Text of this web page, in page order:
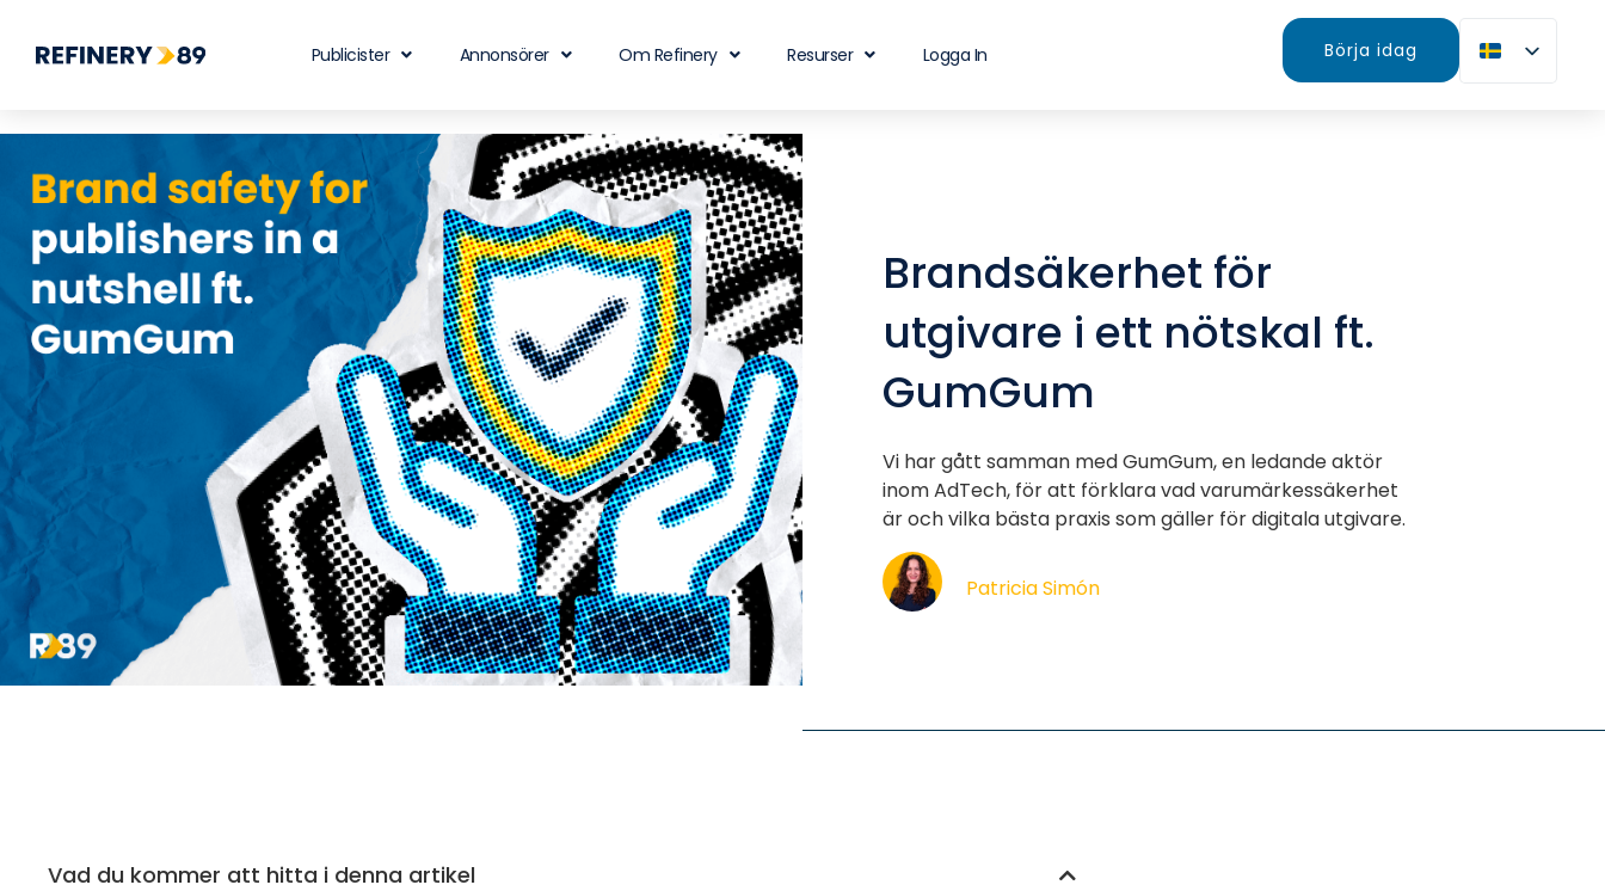
Publicister Annonsörer Om Refinery Resurser Logga In Börja idag
Brandsäkerhet för
utgivare i ett nötskal ft.
GumGum
Vi har gått samman med GumGum, en ledande aktör
inom AdTech, för att förklara vad varumärkessäkerhet
är och vilka bästa praxis som gäller för digitala utgivare.
Patricia Simón
Vad du kommer att hitta i denna artikel